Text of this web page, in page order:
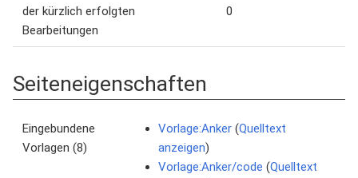
der kürzlich erfolgten
Bearbeitungen
0
Seiteneigenschaften
Eingebundene
Vorlagen (8)
Vorlage:Anker (Quelltext
anzeigen)
Vorlage:Anker/code (Quelltext